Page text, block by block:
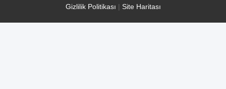
Gizlilik Politikası | Site Haritası